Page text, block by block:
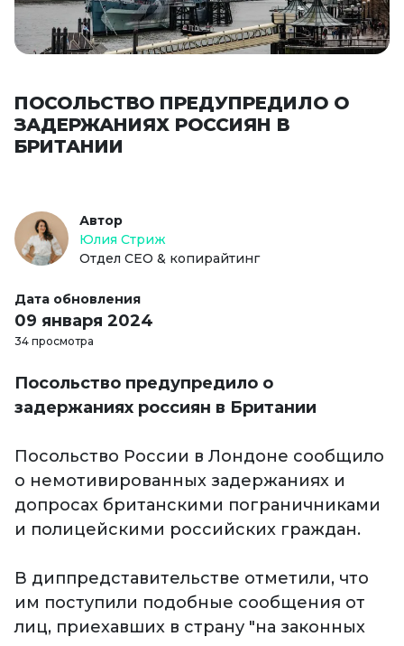
ПОСОЛЬСТВО ПРЕДУПРЕДИЛО О
ЗАДЕРЖАНИЯХ РОССИЯН В
БРИТАНИИ
Автор
Юлия Стриж
Отдел СЕО & копирайтинг
Дата обновления
09 января 2024
34 просмотра
Посольство предупредило о
задержаниях россиян в Британии
Посольство России в Лондоне сообщило
о немотивированных задержаниях и
допросах британскими пограничниками
и полицейскими российских граждан.
В диппредставительстве отметили, что
им поступили подобные сообщения от
лиц, приехавших в страну "на законных